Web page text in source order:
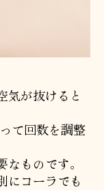
気が抜けると
て回数を調整
ものです。
にコーラでも